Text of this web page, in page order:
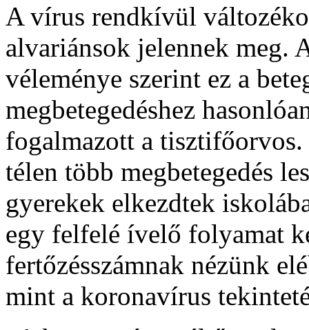
A vírus rendkívül
alvariánsok jelennek meg.
véleménye szerint ez a
megbetegedéshez
fogalmazott a
télen több megbetegedés
gyerekek elkezdtek
egy felfelé ívelő folyamat
fertőzésszámnak nézünk
mint a koronavírus